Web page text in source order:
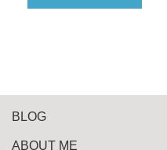
BLOG
ABOUT ME